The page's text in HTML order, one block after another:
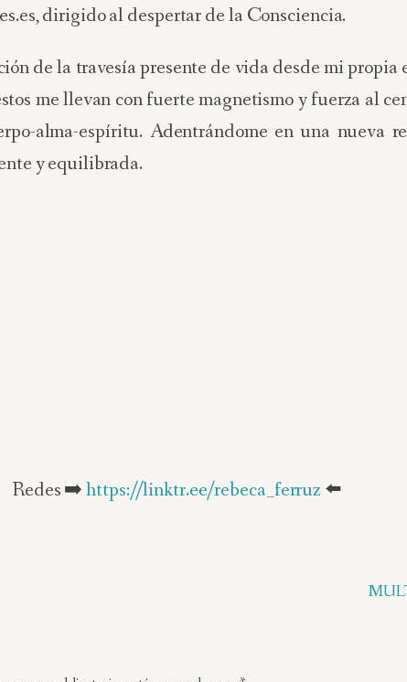
dirigido al despertar de la Consciencia.
de la travesía presente de vida desde mi propia
me llevan con fuerte magnetismo y fuerza al
alma-espíritu. Adentrándome en una nueva
y equilibrada.
Redes ➡️https://linktr.ee/rebeca_ferruz ⬅️